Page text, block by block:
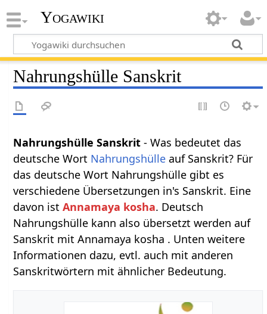
Yogawiki
Nahrungshülle Sanskrit
Nahrungshülle Sanskrit - Was bedeutet das
deutsche Wort Nahrungshülle auf Sanskrit? Für
das deutsche Wort Nahrungshülle gibt es
verschiedene Übersetzungen in's Sanskrit. Eine
davon istAnnamaya kosha. Deutsch
Nahrungshülle kann also übersetzt werden auf
Sanskrit mit Annamaya kosha . Unten weitere
Informationen dazu, evtl. auch mit anderen
Sanskritwörtern mit ähnlicher Bedeutung.